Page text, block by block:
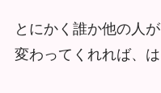
とにかく誰か他の人が
変わってくれれば、は